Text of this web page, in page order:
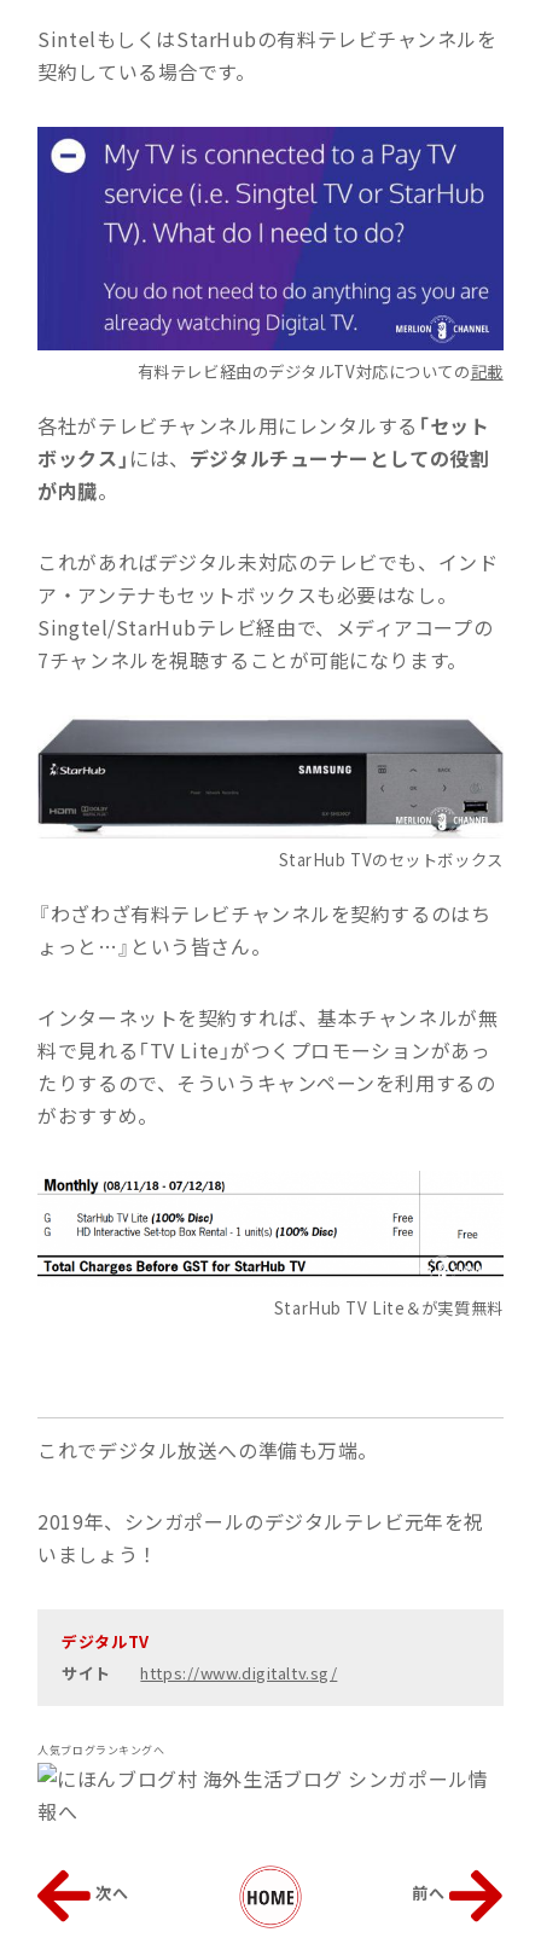
SintelもしくはStarHubの有料テレビチャンネルを
契約している場合です。
有料テレビ経由のデジタルTV対応についての記載
各社がテレビチャンネル用にレンタルする 「セット
ボックス」 には、 デジタルチューナーとしての役割
が内臓。
これがあればデジタル未対応のテレビでも、インド
ア・アンテナもセットボックスも必要はなし。
Singtel/StarHubテレビ経由で、メディアコープの
7チャンネルを視聴することが可能になります。
StarHub TVのセットボックス
『わざわざ有料テレビチャンネルを契約するのはち
ょっと…』という皆さん。
インターネットを契約すれば、基本チャンネルが無
料で見れる「TV Lite」がつくプロモーションがあっ
たりするので、そういうキャンペーンを利用するの
がおすすめ。
StarHub TV Lite＆が実質無料
これでデジタル放送への準備も万端。
2019年、シンガポールのデジタルテレビ元年を祝
いましょう！
デジタルTV
サイト
https://www.digitaltv.sg/
人気ブログランキングへ
次へ 前へ